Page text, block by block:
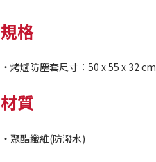
規格
・烤爐防塵套尺寸：50 x 55 x 32 cm
材質
・聚酯纖維(防潑水)